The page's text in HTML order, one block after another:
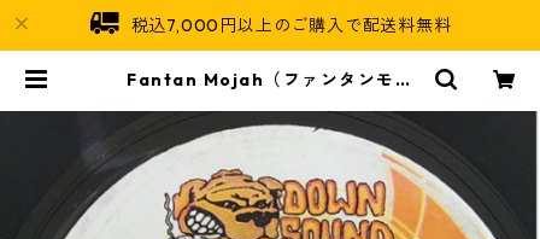
税込7,000円以上のご購入で配送料無料
Fantan Mojah（ファンタンモジ
Soul